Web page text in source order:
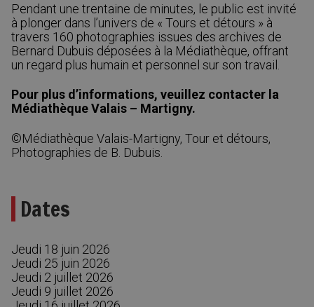
Pendant une trentaine de minutes, le public est invité
à plonger dans l’univers de « Tours et détours » à
travers 160 photographies issues des archives de
Bernard Dubuis déposées à la Médiathèque, offrant
un regard plus humain et personnel sur son travail.
Pour plus d’informations, veuillez contacter la
Médiathèque Valais – Martigny.
©Médiathèque Valais-Martigny, Tour et détours,
Photographies de B. Dubuis.
Dates
Jeudi 18 juin 2026
Jeudi 25 juin 2026
Jeudi 2 juillet 2026
Jeudi 9 juillet 2026